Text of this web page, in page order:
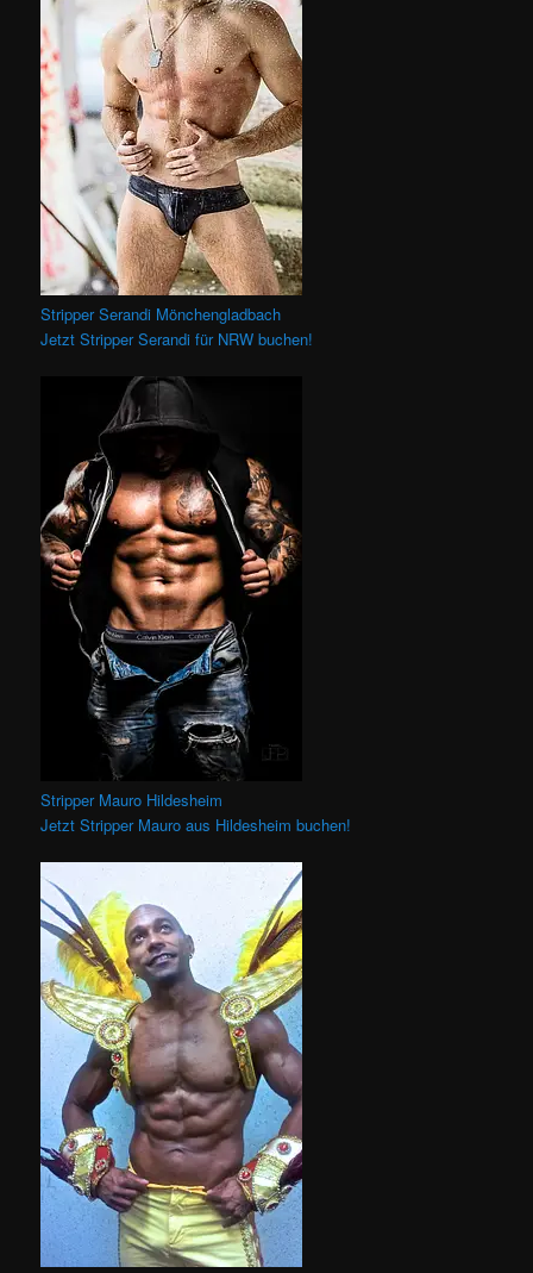
Stripper Serandi Mönchengladbach
Jetzt Stripper Serandi für NRW buchen!
Stripper Mauro Hildesheim
Jetzt Stripper Mauro aus Hildesheim buchen!